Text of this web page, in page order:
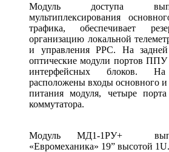
Модуль доступа
мультиплексирования
трафика, обеспечивает
организацию локальной
и управления РРС. На
оптические модули портов
интерфейсных блоков.
расположены входы основного и
питания модуля, четыре
коммутатора.
Модуль МД1-1РУ+
«Евромеханика» 19” высотой 1U.